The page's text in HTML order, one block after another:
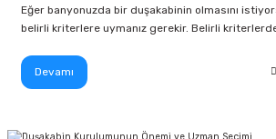
Eğer banyonuzda bir duşakabinin olmasını
belirli kriterlere uymanız gerekir. Belirli
Devamı